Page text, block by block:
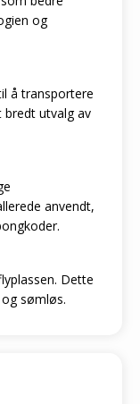
og
å transportere
bredt utvalg av
anvendt,
Dette
sømløs.